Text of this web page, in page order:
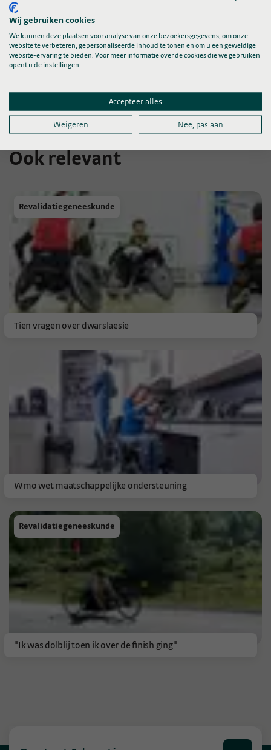
Praktische informatie rondom
uw poliklinische behandeling
Lees meer
Ook relevant
Tien vragen over dwarslaesie
Revalidatiegeneeskunde
Wmo wet maatschappelijke ondersteuning
"Ik was dolblij toen ik over de finish ging"
Revalidatiegeneeskunde
Wij gebruiken cookies
We kunnen deze plaatsen voor analyse van onze bezoekersgegevens, om onze
website te verbeteren, gepersonaliseerde inhoud te tonen en om u een geweldige
website-ervaring te bieden. Voor meer informatie over de cookies die we gebruiken
opent u de instellingen.
Accepteer alles
Weigeren Nee, pas aan